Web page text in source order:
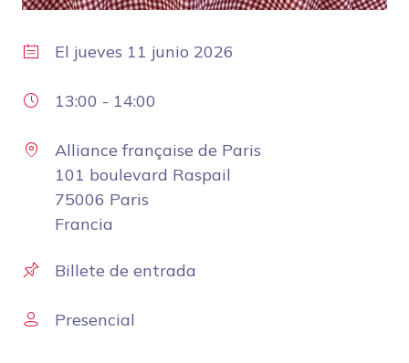
El jueves 11 junio 2026
13:00 - 14:00
Alliance française de Paris
101 boulevard Raspail
75006 Paris
Francia
Billete de entrada
Presencial